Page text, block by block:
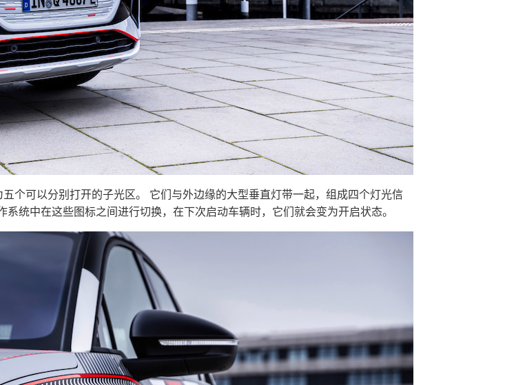
个可以分别打开的子光区。 它们与外边缘的大型垂直灯带一起，组成四个灯光信
中在这些图标之间进行切换，在下次启动车辆时，它们就会变为开启状态。